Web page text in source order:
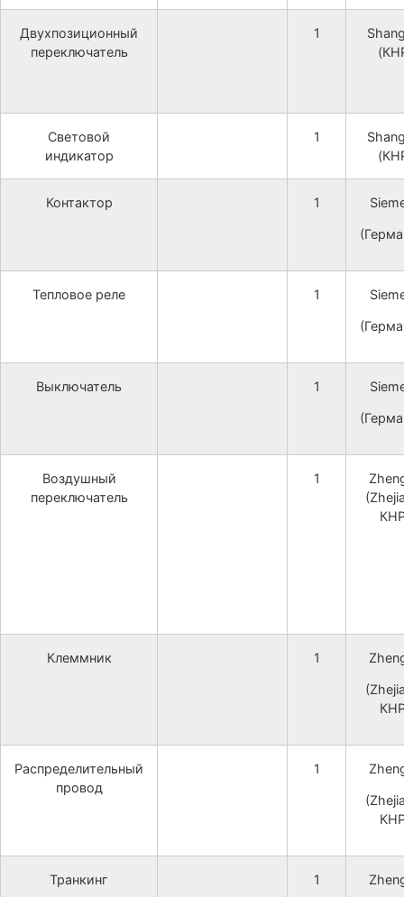
Двухпозиционный
переключатель
1
Световой
индикатор
1
Контактор 1
Тепловое реле 1
Выключатель 1
Воздушный
переключатель
1
Клеммник 1
Распределительный
провод
1
Транкинг 1